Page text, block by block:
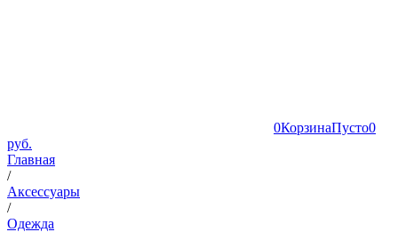
0КорзинаПусто0
руб.
Главная
/
Аксессуары
/
Одежда